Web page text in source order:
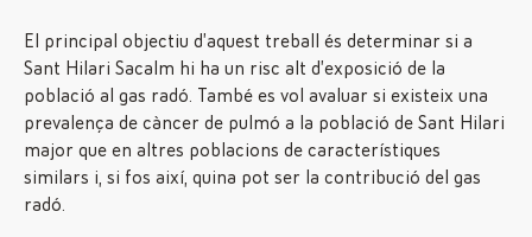
El principal objectiu d’aquest treball és determinar si a
Sant Hilari Sacalm hi ha un risc alt d’exposició de la
població al gas radó. També es vol avaluar si existeix una
prevalença de càncer de pulmó a la població de Sant Hilari
major que en altres poblacions de característiques
similars i, si fos així, quina pot ser la contribució del gas
radó.